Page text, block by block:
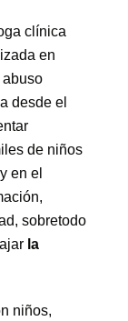
clínica
en
desde el
de niños
en el
sobretodo
la
niños,